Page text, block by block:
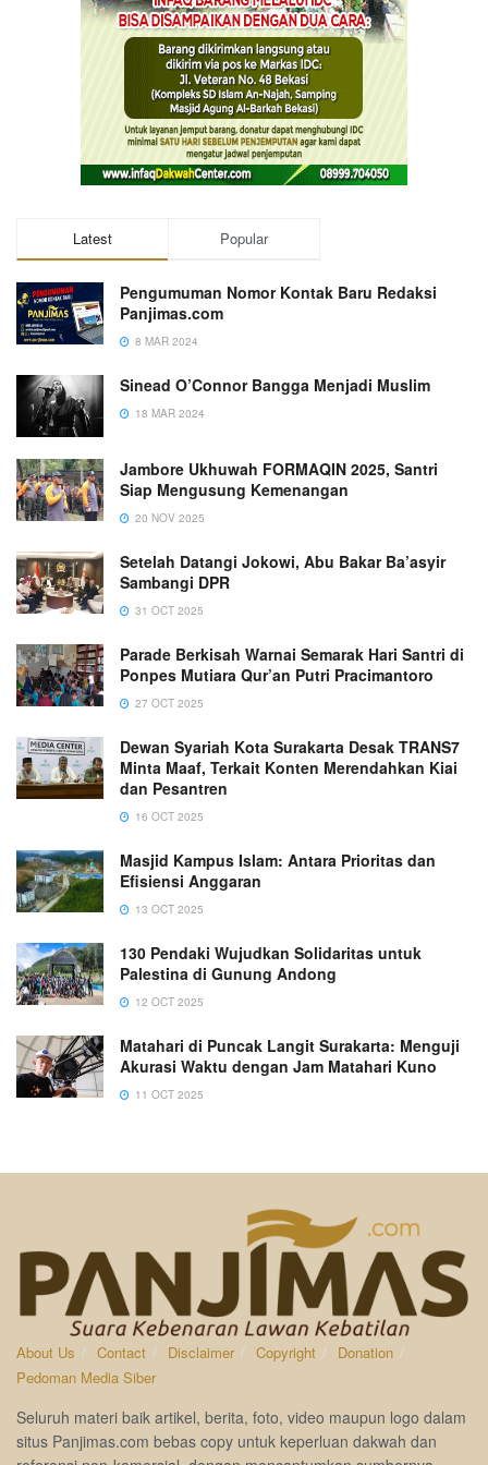
Latest Popular
Pengumuman Nomor Kontak Baru Redaksi
Panjimas.com
8 MAR 2024
Sinead O’Connor Bangga Menjadi Muslim
18 MAR 2024
Jambore Ukhuwah FORMAQIN 2025, Santri
Siap Mengusung Kemenangan
20 NOV 2025
Setelah Datangi Jokowi, Abu Bakar Ba’asyir
Sambangi DPR
31 OCT 2025
Parade Berkisah Warnai Semarak Hari Santri di
Ponpes Mutiara Qur’an Putri Pracimantoro
27 OCT 2025
Dewan Syariah Kota Surakarta Desak TRANS7
Minta Maaf, Terkait Konten Merendahkan Kiai
dan Pesantren
16 OCT 2025
Masjid Kampus Islam: Antara Prioritas dan
Efisiensi Anggaran
13 OCT 2025
130 Pendaki Wujudkan Solidaritas untuk
Palestina di Gunung Andong
12 OCT 2025
Matahari di Puncak Langit Surakarta: Menguji
Akurasi Waktu dengan Jam Matahari Kuno
11 OCT 2025
About Us Contact Disclaimer Copyright
Donation
Pedoman Media Siber
Seluruh materi baik artikel, berita, foto, video maupun logo dalam
situs Panjimas.com bebas copy untuk keperluan dakwah dan